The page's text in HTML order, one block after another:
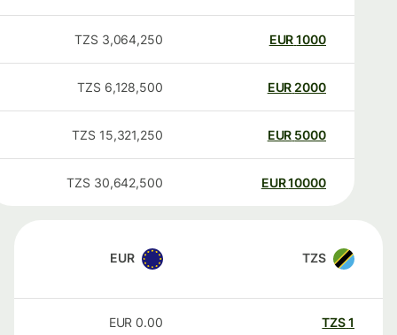
1000
EUR
3,064,250
TZS
2000
EUR
6,128,500
TZS
5000
EUR
15,321,250
TZS
10000
EUR
30,642,500
TZS
TZS
EUR
TZS
0.00
EUR